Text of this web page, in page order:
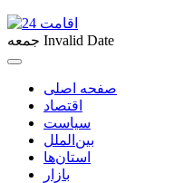
جمعه Invalid Date
صفحه اصلی
اقتصاد
سیاست
بین‌الملل
استان‌ها
بازار